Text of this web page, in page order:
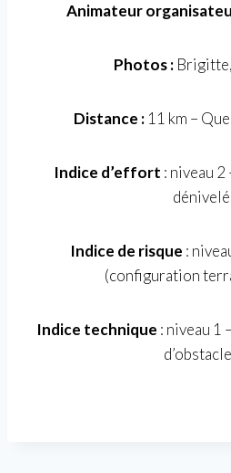
Animateur
Photos :
Distance : 11 km –
Indice d’effort : niveau
Indice de risque :
(configuration
Indice technique : niveau 1